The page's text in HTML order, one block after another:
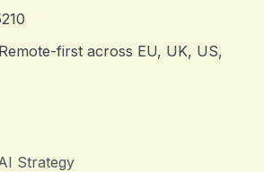
first across EU, UK, US,
Strategy